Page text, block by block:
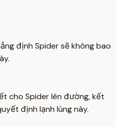
định Spider sẽ không bao
cho Spider lên đường, kết
định lạnh lùng này.